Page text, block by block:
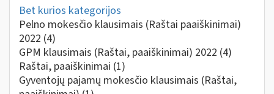
Bet kurios kategorijos
Pelno mokesčio klausimais (Raštai paaiškinimai)
2022 (4)
GPM klausimais (Raštai, paaiškinimai) 2022 (4)
Raštai, paaiškinimai (1)
Gyventojų pajamų mokesčio klausimais (Raštai,